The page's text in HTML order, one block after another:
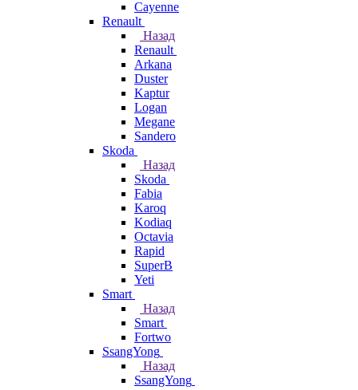
Cayenne
Renault
Назад
Renault
Arkana
Duster
Kaptur
Logan
Megane
Sandero
Skoda
Назад
Skoda
Fabia
Karoq
Kodiaq
Octavia
Rapid
SuperB
Yeti
Smart
Назад
Smart
Fortwo
SsangYong
Назад
SsangYong